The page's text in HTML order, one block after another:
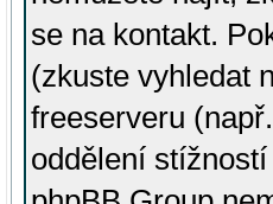
se na kontakt.
(zkuste vyhledat
freeserveru
oddělení